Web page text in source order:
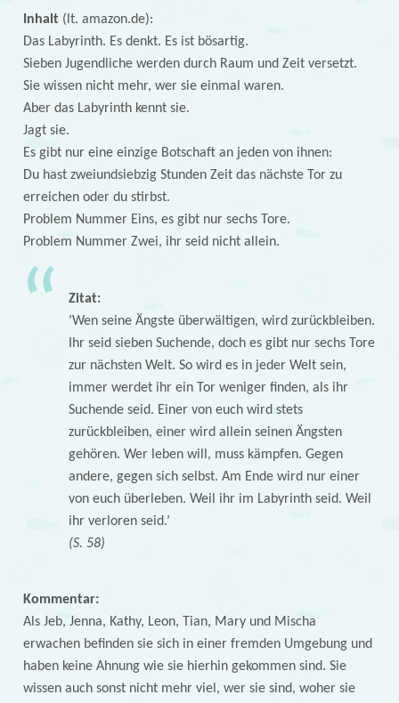
Inhalt (lt. amazon.de):
Das Labyrinth. Es denkt. Es ist bösartig.
Sieben Jugendliche werden durch Raum und Zeit versetzt.
Sie wissen nicht mehr, wer sie einmal waren.
Aber das Labyrinth kennt sie.
Jagt sie.
Es gibt nur eine einzige Botschaft an jeden von ihnen:
Du hast zweiundsiebzig Stunden Zeit das nächste Tor zu
erreichen oder du stirbst.
Problem Nummer Eins, es gibt nur sechs Tore.
Problem Nummer Zwei, ihr seid nicht allein.
Zitat:
’Wen seine Ängste überwältigen, wird zurückbleiben.
Ihr seid sieben Suchende, doch es gibt nur sechs Tore
zur nächsten Welt. So wird es in jeder Welt sein,
immer werdet ihr ein Tor weniger finden, als ihr
Suchende seid. Einer von euch wird stets
zurückbleiben, einer wird allein seinen Ängsten
gehören. Wer leben will, muss kämpfen. Gegen
andere, gegen sich selbst. Am Ende wird nur einer
von euch überleben. Weil ihr im Labyrinth seid. Weil
ihr verloren seid.’
(S. 58)
Kommentar:
Als Jeb, Jenna, Kathy, Leon, Tian, Mary und Mischa
erwachen befinden sie sich in einer fremden Umgebung und
haben keine Ahnung wie sie hierhin gekommen sind. Sie
wissen auch sonst nicht mehr viel, wer sie sind, woher sie